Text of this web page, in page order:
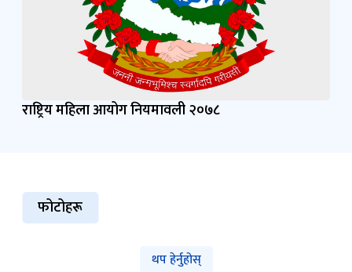
राष्ट्रिय महिला आयोग नियमावली २०७८
फोटोहरू
थप हेर्नुहोस्